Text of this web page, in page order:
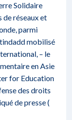
Solidaire
de réseaux et
parmi
mobilisé
– le
en Asie
for Education
des droits
de presse (